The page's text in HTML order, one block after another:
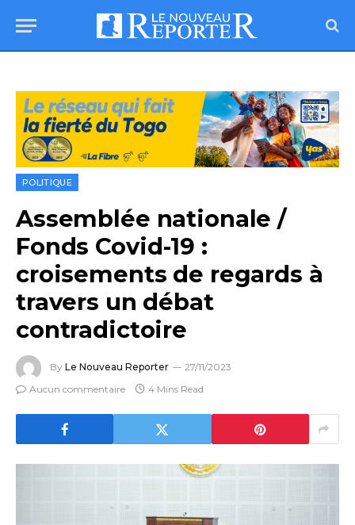
POLITIQUE
Assemblée nationale /
Fonds Covid-19 :
croisements de regards à
travers un débat
contradictoire
By Le Nouveau Reporter
27/11/2023
Aucun commentaire
4 Mins Read